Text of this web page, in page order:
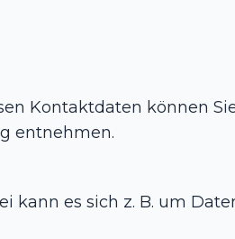
Kontaktdaten können
entnehmen.
kann es sich z. B. um